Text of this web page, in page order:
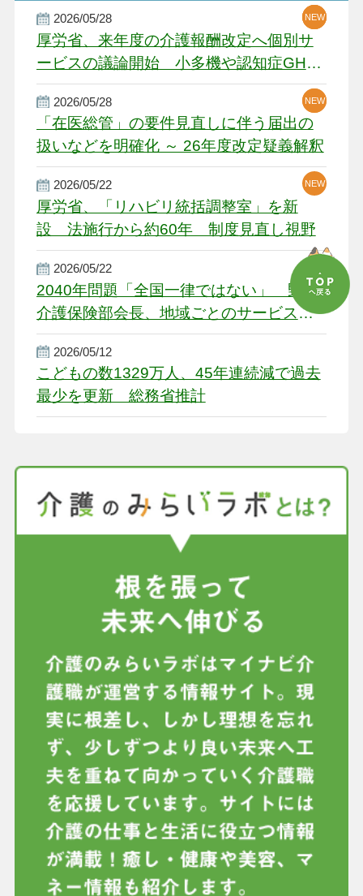
2026/05/28
厚労省、来年度の介護報酬改定へ個別サ
ービスの議論開始 小多機や認知症GH、
厳しい経営環境に危機感
NEW
NEW
NEW
2026/05/28
「在医総管」の要件見直しに伴う届出の
扱いなどを明確化 ～ 26年度改定疑義解釈
NEW
NEW
2026/05/22
厚労省、「リハビリ統括調整室」を新
設 法施行から約60年 制度見直し視野
NEW
2026/05/22
2040年問題「全国一律ではない」 野口
介護保険部会長、地域ごとのサービス基
盤整備を促す
2026/05/12
こどもの数1329万人、45年連続減で過去
最少を更新 総務省推計